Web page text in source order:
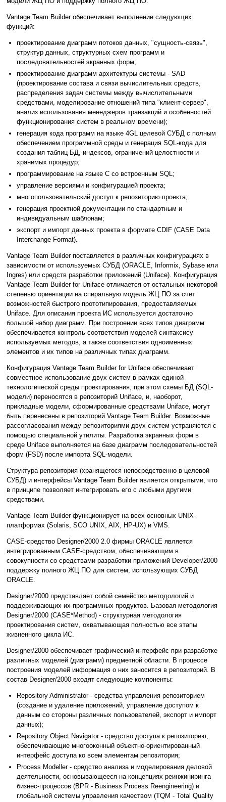
Vantage Team Builder обеспечивает выполнение следующих
функций:
проектирование диаграмм потоков данных, "сущность-связь",
структур данных, структурных схем программ и
последовательностей экранных форм;
проектирование диаграмм архитектуры системы - SAD
(проектирование состава и связи вычислительных средств,
распределения задач системы между вычислительными
средствами, моделирование отношений типа "клиент-сервер",
анализ использования менеджеров транзакций и особенностей
функционирования систем в реальном времени);
генерация кода программ на языке 4GL целевой СУБД с полным
обеспечением программной среды и генерация SQL-кода для
создания таблиц БД, индексов, ограничений целостности и
хранимых процедур;
программирование на языке C со встроенным SQL;
управление версиями и конфигурацией проекта;
многопользовательский доступ к репозиторию проекта;
генерация проектной документации по стандартным и
индивидуальным шаблонам;
экспорт и импорт данных проекта в формате CDIF (CASE Data
Interchange Format).
Vantage Team Builder поставляется в различных конфигурациях в
зависимости от используемых СУБД (ORACLE, Informix, Sybase или
Ingres) или средств разработки приложений (Uniface). Конфигурация
Vantage Team Builder for Uniface отличается от остальных некоторой
степенью ориентации на спиральную модель ЖЦ ПО за счет
возможностей быстрого прототипирования, предоставляемых
Uniface. Для описания проекта ИС используется достаточно
большой набор диаграмм. При построении всех типов диаграмм
обеспечивается контроль соответствия моделей синтаксису
используемых методов, а также соответствия одноименных
элементов и их типов на различных типах диаграмм.
Конфигурация Vantage Team Builder for Uniface обеспечивает
совместное использование двух систем в рамках единой
технологической среды проектирования, при этом схемы БД (SQL-
модели) переносятся в репозиторий Uniface, и, наоборот,
прикладные модели, сформированные средствами Uniface, могут
быть перенесены в репозиторий Vantage Team Builder. Возможные
рассогласования между репозиториями двух систем устраняются с
помощью специальной утилиты. Разработка экранных форм в
среде Uniface выполняется на базе диаграмм последовательностей
форм (FSD) после импорта SQL-модели.
Структура репозитория (хранящегося непосредственно в целевой
СУБД) и интерфейсы Vantage Team Builder является открытыми, что
в принципе позволяет интегрировать его с любыми другими
средствами.
Vantage Team Builder функционирует на всех основных UNIX-
платформах (Solaris, SCO UNIX, AIX, HP-UX) и VMS.
CASE-средство Designer/2000 2.0 фирмы ORACLE является
интегрированным CASE-средством, обеспечивающим в
совокупности со средствами разработки приложений Developer/2000
поддержку полного ЖЦ ПО для систем, использующих СУБД
ORACLE.
Designer/2000 представляет собой семейство методологий и
поддерживающих их программных продуктов. Базовая методология
Designer/2000 (CASE*Method) - структурная методология
проектирования систем, охватывающая полностью все этапы
жизненного цикла ИС.
Designer/2000 обеспечивает графический интерфейс при разработке
различных моделей (диаграмм) предметной области. В процессе
построения моделей информация о них заносится в репозиторий. В
состав Designer/2000 входят следующие компоненты:
Repository Administrator - средства управления репозиторием
(создание и удаление приложений, управление доступом к
данным со стороны различных пользователей, экспорт и импорт
данных);
Repository Object Navigator - средство доступа к репозиторию,
обеспечивающие многооконный объектно-ориентированный
интерфейс доступа ко всем элементам репозитория;
Process Modeller - средство анализа и моделирования деловой
деятельности, основывающееся на концепциях реинжиниринга
бизнес-процессов (BPR - Business Process Reengineering) и
глобальной системы управления качеством (TQM - Total Quality